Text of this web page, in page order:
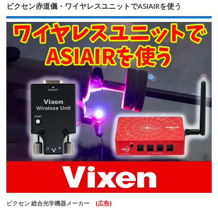
ビクセン赤道儀・ワイヤレスユニットでASIAIRを使う
ビクセン 総合光学機器メーカー (広告)